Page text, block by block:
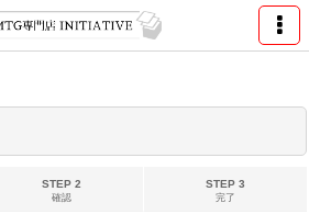
STEP 2
確認
STEP 3
完了